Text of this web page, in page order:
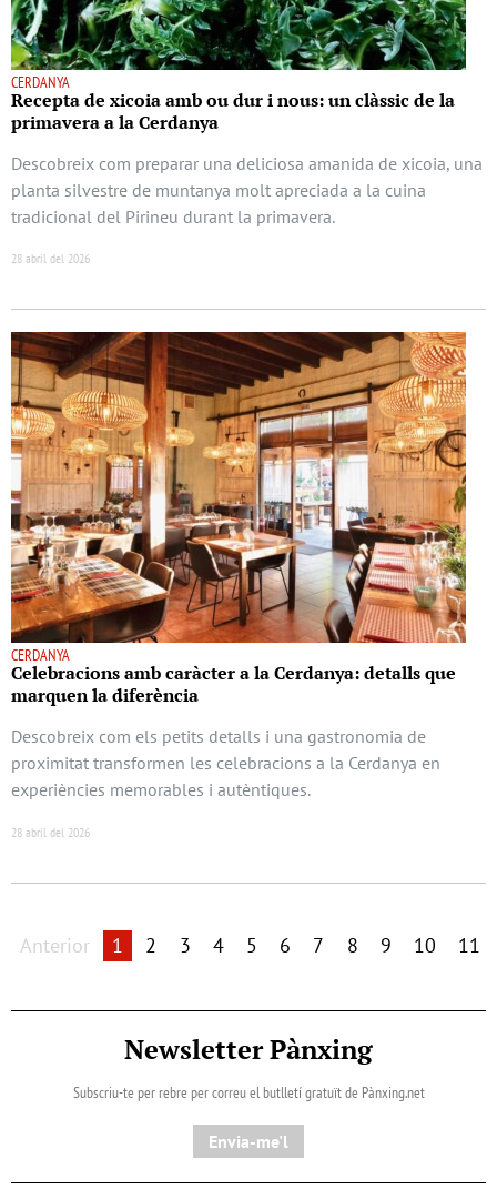
CERDANYA
Recepta de xicoia amb ou dur i nous: un clàssic de la
primavera a la Cerdanya
Descobreix com preparar una deliciosa amanida de xicoia, una
planta silvestre de muntanya molt apreciada a la cuina
tradicional del Pirineu durant la primavera.
28 abril del 2026
CERDANYA
Celebracions amb caràcter a la Cerdanya: detalls que
marquen la diferència
Descobreix com els petits detalls i una gastronomia de
proximitat transformen les celebracions a la Cerdanya en
experiències memorables i autèntiques.
28 abril del 2026
Anterior 1 2 3 4 5 6 7 8 9 10 11
Newsletter Pànxing
Subscriu-te per rebre per correu el butlletí gratuït de Pànxing.net​
Envia-me'l